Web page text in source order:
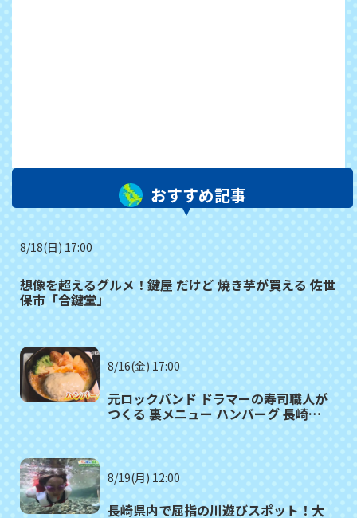
おすすめ記事
8/18(日) 17:00
想像を超えるグルメ！鍵屋 だけど 焼き芋が買える 佐世
保市「合鍵堂」
8/16(金) 17:00
元ロックバンド ドラマーの寿司職人が
つくる 裏メニュー ハンバーグ 長崎市
8/19(月) 12:00
長崎県内で屈指の川遊びスポット！大